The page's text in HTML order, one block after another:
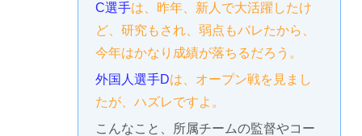
C選手は、昨年、新人で大活躍したけ
ど、研究もされ、弱点もバレたから、
今年はかなり成績が落ちるだろう。
外国人選手Dは、オープン戦を見まし
たが、ハズレですよ。
こんなこと、所属チームの監督やコー